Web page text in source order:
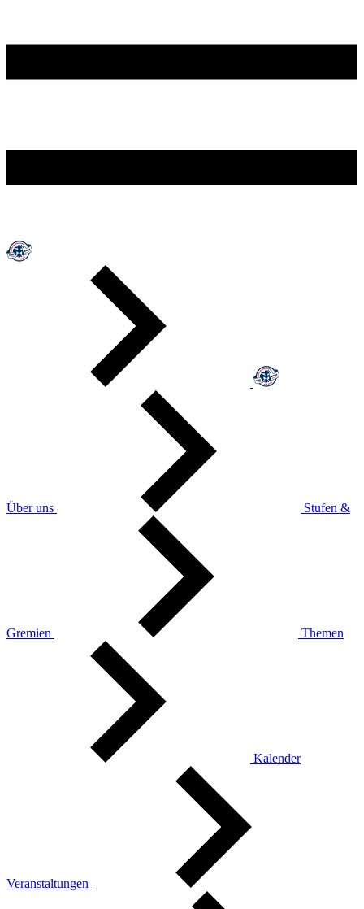
Über uns Stufen &
Gremien Themen
Kalender
Veranstaltungen